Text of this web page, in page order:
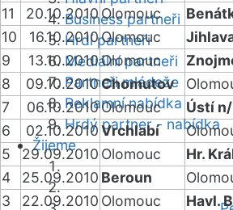
Business partneři
Hrdí partneři
Mediální partneři
Partneři mládeže
Reklamní nabídka
Hrdý partner - nabídka
Žijeme
11
20.10.2010Olomouc
10
16.10.2010Olomouc
9
13.10.2010Olomouc
8
09.10.2010Chomutov
7
06.10.2010Olomouc Ústí
6
02.10.2010Vrchlabí
5
29.09.2010 Olomouc Hr.
4
25.09.2010 Beroun
3
22.09.2010 Olomouc Havl.